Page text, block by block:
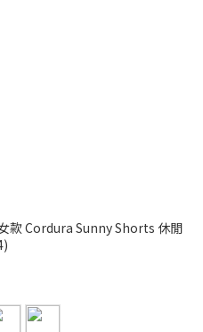
款 Cordura Sunny Shorts 休閒